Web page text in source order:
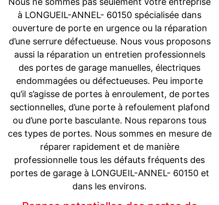
à LONGUEIL-ANNEL- 60150 spécialisée dans
ouverture de porte en urgence ou la réparation
d’une serrure défectueuse. Nous vous proposons
aussi la réparation un entretien professionnels
des portes de garage manuelles, électriques
endommagées ou défectueuses. Peu importe
qu’il s’agisse de portes à enroulement, de portes
sectionnelles, d’une porte à refoulement plafond
ou d’une porte basculante. Nous reparons tous
ces types de portes. Nous sommes en mesure de
réparer rapidement et de manière
professionnelle tous les défauts fréquents des
portes de garage à LONGUEIL-ANNEL- 60150 et
dans les environs.